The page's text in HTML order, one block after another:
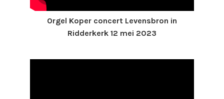
Orgel Koper concert Levensbron in
Ridderkerk 12 mei 2023